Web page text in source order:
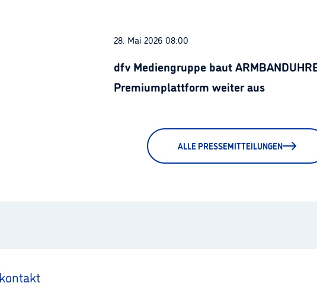
28. Mai 2026 08:00
dfv Mediengruppe baut
Premiumplattform weiter aus
ALLE PRESSEMITTEILUNGEN